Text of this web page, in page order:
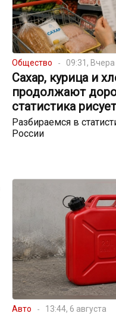
Общество 09:31, Вчера
Сахар, курица и
продолжают
статистика
Разбираемся в
России
Авто 13:44, 6 августа